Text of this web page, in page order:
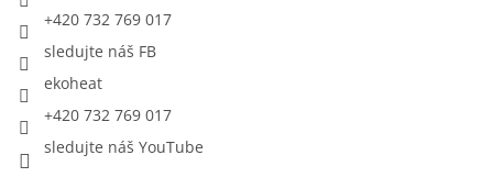
+420 732 769 017
sledujte náš FB
ekoheat
+420 732 769 017
sledujte náš YouTube